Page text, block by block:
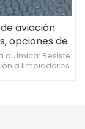
aviación
opciones de
que
con los
química: Resiste
a limpiadores